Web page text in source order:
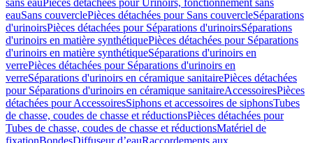
sans eauPièces détachées pour Urinoirs, fonctionnement sans
eauSans couverclePièces détachées pour Sans couvercleSéparations
d'urinoirsPièces détachées pour Séparations d'urinoirsSéparations
d'urinoirs en matière synthétiquePièces détachées pour Séparations
d'urinoirs en matière synthétiqueSéparations d'urinoirs en
verrePièces détachées pour Séparations d'urinoirs en
verreSéparations d'urinoirs en céramique sanitairePièces détachées
pour Séparations d'urinoirs en céramique sanitaireAccessoiresPièces
détachées pour AccessoiresSiphons et accessoires de siphonsTubes
de chasse, coudes de chasse et réductionsPièces détachées pour
Tubes de chasse, coudes de chasse et réductionsMatériel de
fixationBondesDiffuseur d’eauRaccordements aux